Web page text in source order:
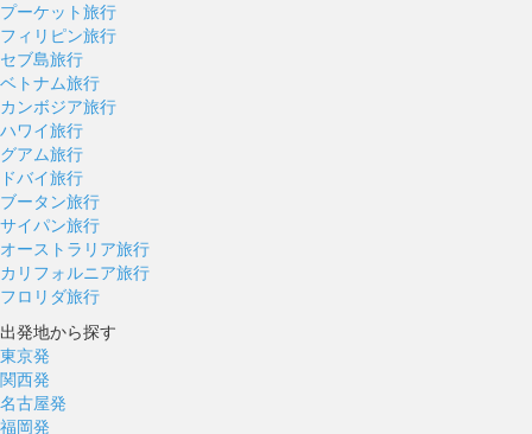
プーケット旅行
フィリピン旅行
セブ島旅行
ベトナム旅行
カンボジア旅行
ハワイ旅行
グアム旅行
ドバイ旅行
ブータン旅行
サイパン旅行
オーストラリア旅行
カリフォルニア旅行
フロリダ旅行
出発地から探す
東京発
関西発
名古屋発
福岡発